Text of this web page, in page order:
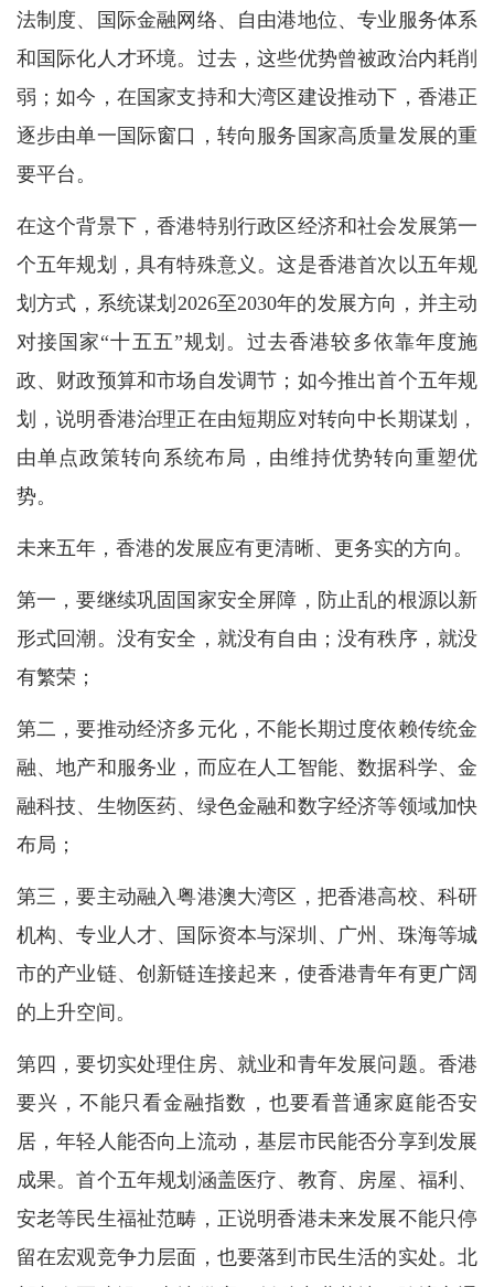
法制度、国际金融网络、自由港地位、专业服务体系
和国际化人才环境。过去，这些优势曾被政治内耗削
弱；如今，在国家支持和大湾区建设推动下，香港正
逐步由单一国际窗口，转向服务国家高质量发展的重
要平台。
在这个背景下，香港特别行政区经济和社会发展第一
个五年规划，具有特殊意义。这是香港首次以五年规
划方式，系统谋划2026至2030年的发展方向，并主动
对接国家“十五五”规划。过去香港较多依靠年度施
政、财政预算和市场自发调节；如今推出首个五年规
划，说明香港治理正在由短期应对转向中长期谋划，
由单点政策转向系统布局，由维持优势转向重塑优
势。
未来五年，香港的发展应有更清晰、更务实的方向。
第一，要继续巩固国家安全屏障，防止乱的根源以新
形式回潮。没有安全，就没有自由；没有秩序，就没
有繁荣；
第二，要推动经济多元化，不能长期过度依赖传统金
融、地产和服务业，而应在人工智能、数据科学、金
融科技、生物医药、绿色金融和数字经济等领域加快
布局；
第三，要主动融入粤港澳大湾区，把香港高校、科研
机构、专业人才、国际资本与深圳、广州、珠海等城
市的产业链、创新链连接起来，使香港青年有更广阔
的上升空间。
第四，要切实处理住房、就业和青年发展问题。香港
要兴，不能只看金融指数，也要看普通家庭能否安
居，年轻人能否向上流动，基层市民能否分享到发展
成果。首个五年规划涵盖医疗、教育、房屋、福利、
安老等民生福祉范畴，正说明香港未来发展不能只停
留在宏观竞争力层面，也要落到市民生活的实处。北